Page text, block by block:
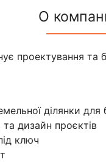
О
проектування та
ділянки для
дизайн проєктів
ключ